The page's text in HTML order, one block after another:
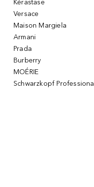
Kérastase
Versace
Maison Margiela
Armani
Prada
Burberry
MOÉRIE
Schwarzkopf Professional